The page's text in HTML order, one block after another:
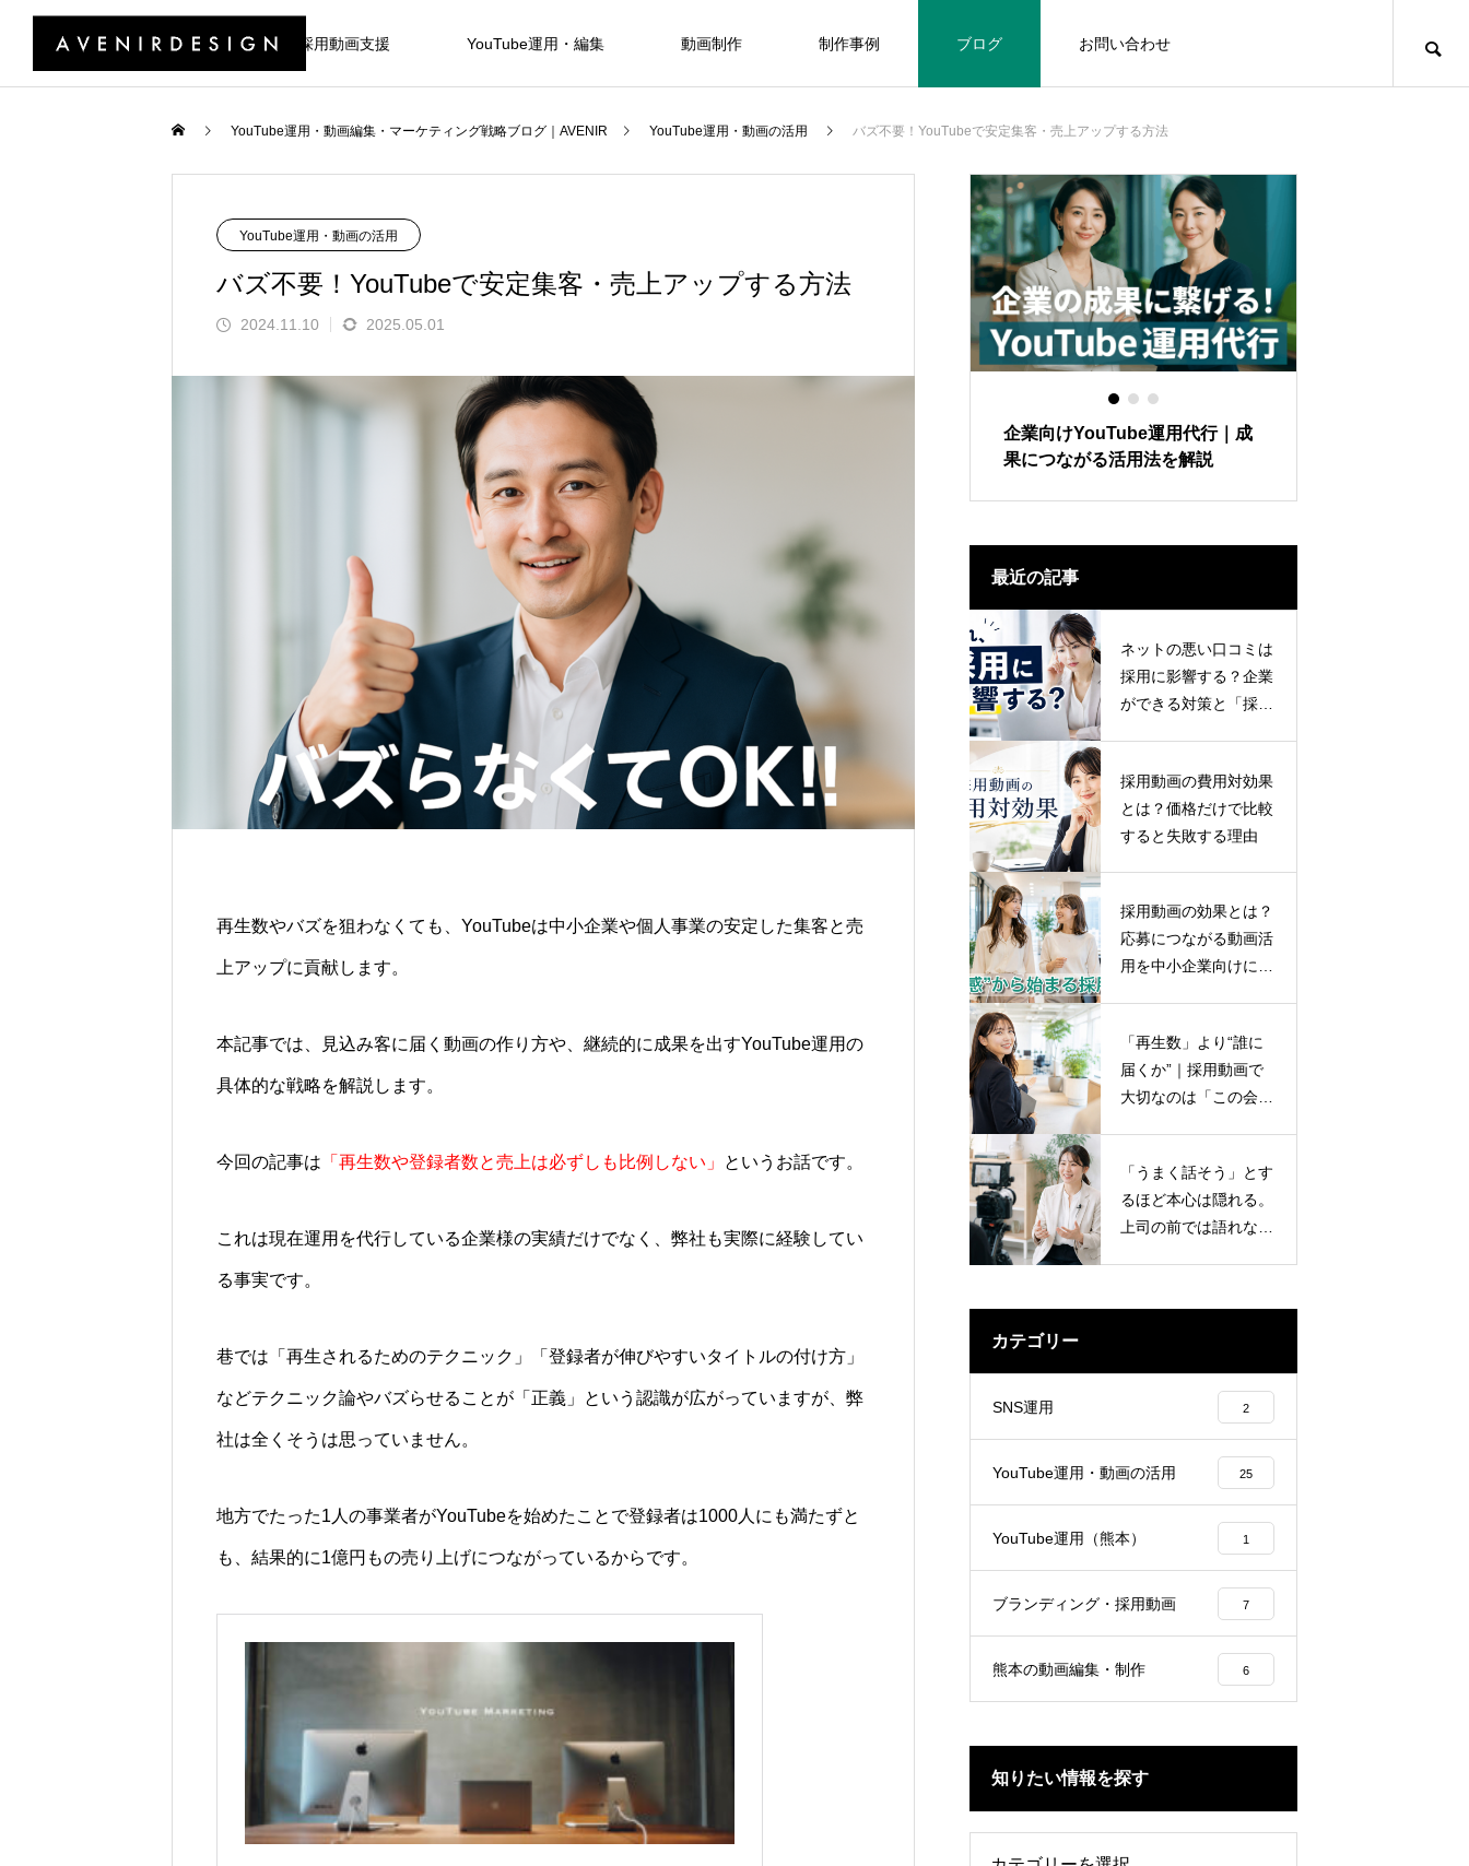
採用動画支援 YouTube運用・編集 動画制作 制作事例 ブログ お問い合わせ
YouTube運用・動画編集・マーケティング戦略ブログ｜AVENIR YouTube運用・動画の活用 バズ不要！YouTubeで安定集客・売上アップする方法
YouTube運用・動画の活用
バズ不要！YouTubeで安定集客・売上アップする方法
2024.11.10 2025.05.01
再生数やバズを狙わなくても、YouTubeは中小企業や個人事業の安定した集客と売
上アップに貢献します。
本記事では、見込み客に届く動画の作り方や、継続的に成果を出すYouTube運用の
具体的な戦略を解説します。
今回の記事は 「再生数や登録者数と売上は必ずしも比例しない」 というお話です。
これは現在運用を代行している企業様の実績だけでなく、弊社も実際に経験してい
る事実です。
巷では「再生されるためのテクニック」「登録者が伸びやすいタイトルの付け方」
などテクニック論やバズらせることが「正義」という認識が広がっていますが、弊
社は全くそうは思っていません。
地方でたった1人の事業者がYouTubeを始めたことで登録者は1000人にも満たずと
も、結果的に1億円もの売り上げにつながっているからです。
企業向けYouTube運用代行｜成
果につながる活用法を解説
最近の記事
ネットの悪い口コミは
採用に影響する？企業
ができる対策と「採用
採用動画の費用対効果
とは？価格だけで比較
すると失敗する理由
採用動画の効果とは？
応募につながる動画活
用を中小企業向けに解
「再生数」より“誰に
届くか”｜採用動画で
大切なのは「この会社
「うまく話そう」とす
るほど本心は隠れる。
上司の前では語れない
カテゴリー
SNS運用 2
YouTube運用・動画の活用 25
YouTube運用（熊本） 1
ブランディング・採用動画 7
熊本の動画編集・制作 6
知りたい情報を探す